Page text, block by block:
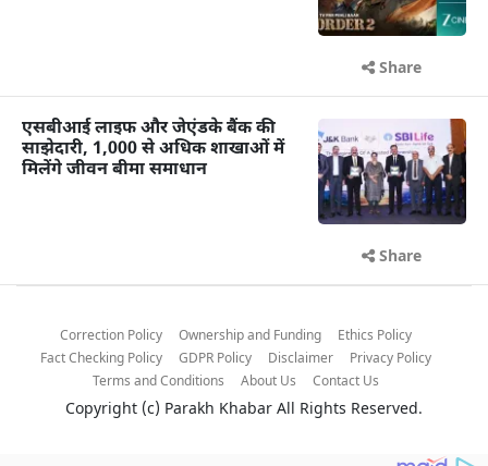
Share
एसबीआई लाइफ और जेएंडके बैंक की
साझेदारी, 1,000 से अधिक शाखाओं में
मिलेंगे जीवन बीमा समाधान
Share
Correction Policy Ownership and Funding
Ethics Policy
Fact Checking Policy
GDPR Policy Disclaimer
Privacy Policy
Terms and Conditions
About Us Contact Us
Copyright (c) Parakh Khabar All Rights Reserved.